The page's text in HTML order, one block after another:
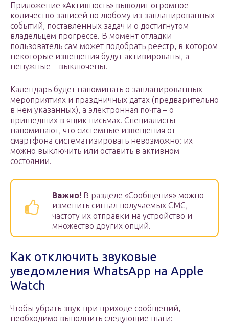
Приложение «Активность» выводит огромное
количество записей по любому из запланированных
событий, поставленных задач и о достигнутом
владельцем прогрессе. В момент отладки
пользователь сам может подобрать реестр, в котором
некоторые извещения будут активированы, а
ненужные – выключены.
Календарь будет напоминать о запланированных
мероприятиях и праздничных датах (предварительно
в нем указанных), а электронная почта – о
пришедших в ящик письмах. Специалисты
напоминают, что системные извещения от
смартфона систематизировать невозможно: их
можно выключить или оставить в активном
состоянии.
Важно! В разделе «Сообщения» можно
изменить сигнал получаемых СМС,
частоту их отправки на устройство и
множество других опций.
Как отключить звуковые
уведомления WhatsApp на Apple
Watch
Чтобы убрать звук при приходе сообщений,
необходимо выполнить следующие шаги: